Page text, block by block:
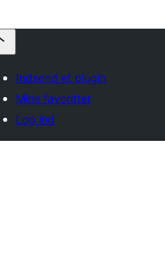
Indsend et plugin
Mine favoritter
Log ind